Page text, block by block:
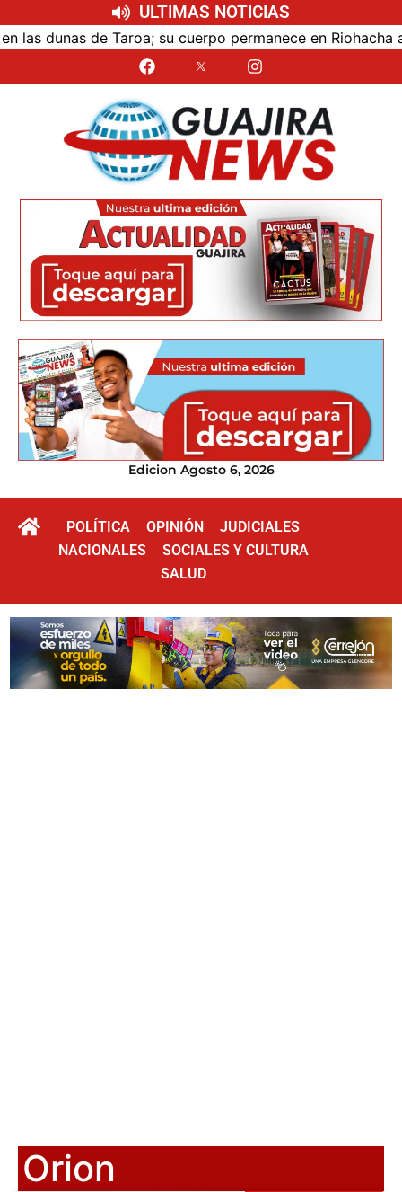
ULTIMAS NOTICIAS
de Taroa; su cuerpo permanece en Riohacha a la
Edicion Agosto 6, 2026
POLÍTICA OPINIÓN
JUDICIALES
NACIONALES
SOCIALES Y CULTURA
SALUD
Orion